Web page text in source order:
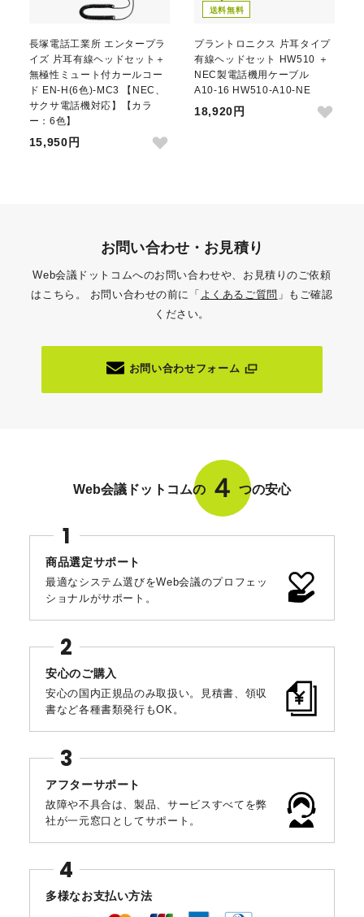
長塚電話工業所 エンタープラ
イズ 片耳有線ヘッドセット＋
無極性ミュート付カールコー
ド EN-H(6色)-MC3 【NEC、
サクサ電話機対応】【カラ
ー：6色】
15,950円
送料無料
プラントロニクス 片耳タイプ
有線ヘッドセット HW510 ＋
NEC製電話機用ケーブル
A10-16 HW510-A10-NE
18,920円
お問い合わせ・お見積り
Web会議ドットコムへのお問い合わせや、お見積りのご依頼
はこちら。
お問い合わせの前に「 よくあるご質問 」もご確認
ください。
お問い合わせフォーム
Web会議ドットコムの ４ つの安心
商品選定サポート
最適なシステム選びをWeb会議のプロフェッ
ショナルがサポート。
安心のご購入
安心の国内正規品のみ取扱い。見積書、領収
書など各種書類発行もOK。
アフターサポート
故障や不具合は、製品、サービスすべてを弊
社が一元窓口としてサポート。
多様なお支払い方法